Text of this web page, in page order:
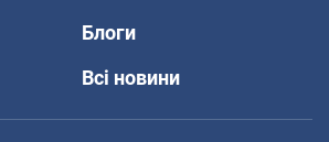
Блоги
Всі новини